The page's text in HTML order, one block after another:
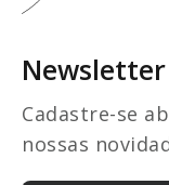
Newsletter
Cadastre-se
nossas